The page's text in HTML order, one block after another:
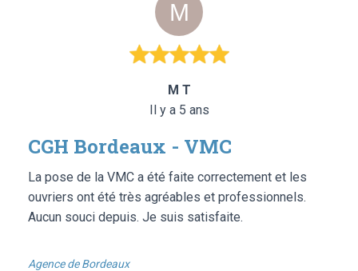
M T
Il y a 5 ans
CGH Bordeaux - VMC
La pose de la VMC a été faite correctement et les
ouvriers ont été très agréables et professionnels.
Aucun souci depuis. Je suis satisfaite.
Agence de Bordeaux